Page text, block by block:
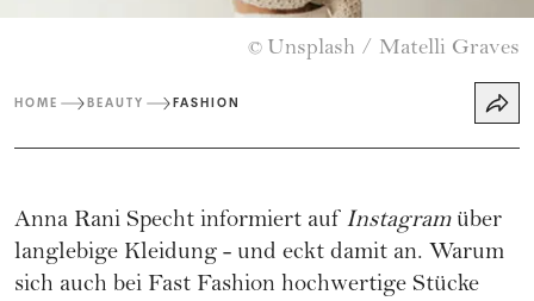
© Unsplash / Matelli Graves
HOME BEAUTY FASHION
Anna Rani Specht informiert auf Instagramüber
langlebige Kleidung - und eckt damit an. Warum
sich auch bei Fast Fashion hochwertige Stücke